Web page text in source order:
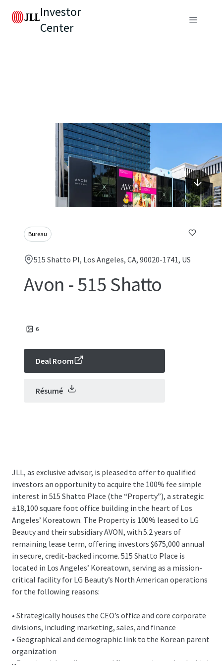
Investor
Center
Bureau
515 Shatto Pl, Los Angeles, CA, 90020-1741, US
Avon - 515 Shatto
6
Deal Room
Résumé
JLL, as exclusive advisor, is pleased to offer to qualified
investors an opportunity to acquire the 100% fee simple
interest in 515 Shatto Place (the “Property”), a strategic
±18,100 square foot office building in the heart of Los
Angeles’ Koreatown. The Property is 100% leased to LG
Beauty and their subsidiary AVON, with 5.2 years of
remaining lease term, offering investors $675,000 annual
in secure, credit-backed income. 515 Shatto Place is
located in Los Angeles’ Koreatown, serving as a mission-
critical facility for LG Beauty’s North American operations
for the following reasons:
• Strategically houses the CEO’s office and core corporate
divisions, including marketing, sales, and finance
• Geographical and demographic link to the Korean parent
organization
• Experiential retail on ground floor catering to both third
...